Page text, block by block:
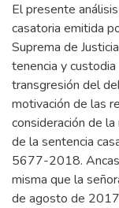
El presente
casatoria emitida
Suprema de
tenencia y
transgresión del
motivación de las
consideración de
de la sentencia
5677-2018.
misma que la
de agosto de